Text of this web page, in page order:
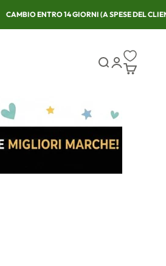
CAMBIO ENTRO 14 GIORNI (A SPESE DEL
CercaAccediCarrello